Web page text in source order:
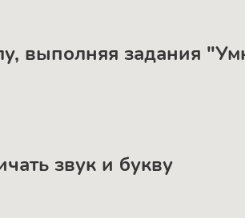
выполняя задания
звук и букву